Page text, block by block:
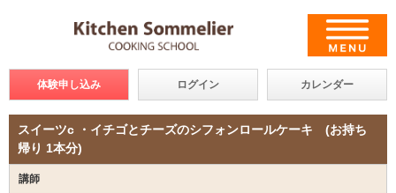
体験申し込み ログイン カレンダー
スイーツc ・イチゴとチーズのシフォンロールケーキ (お持ち
帰り 1本分)
講師